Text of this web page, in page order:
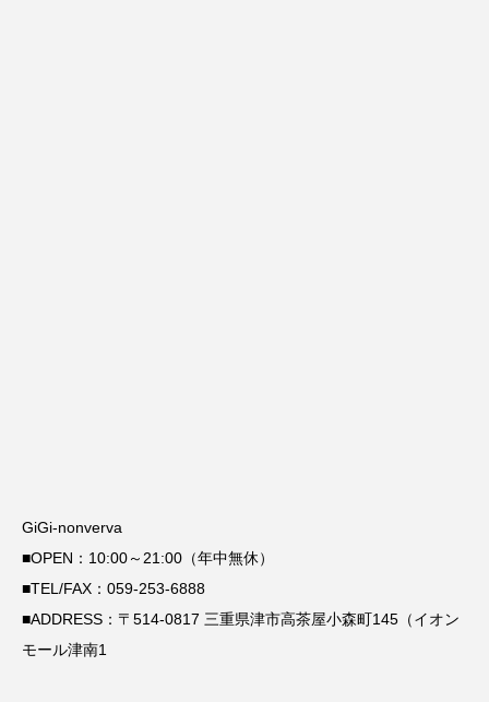
GiGi-nonverva
■OPEN：10:00～21:00（年中無休）
■TEL/FAX： 059-253-6888
■ADDRESS：〒514-0817 三重県津市高茶屋小森町145（イオン
モール津南1